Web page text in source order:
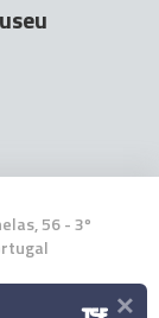
56 - 3º
×